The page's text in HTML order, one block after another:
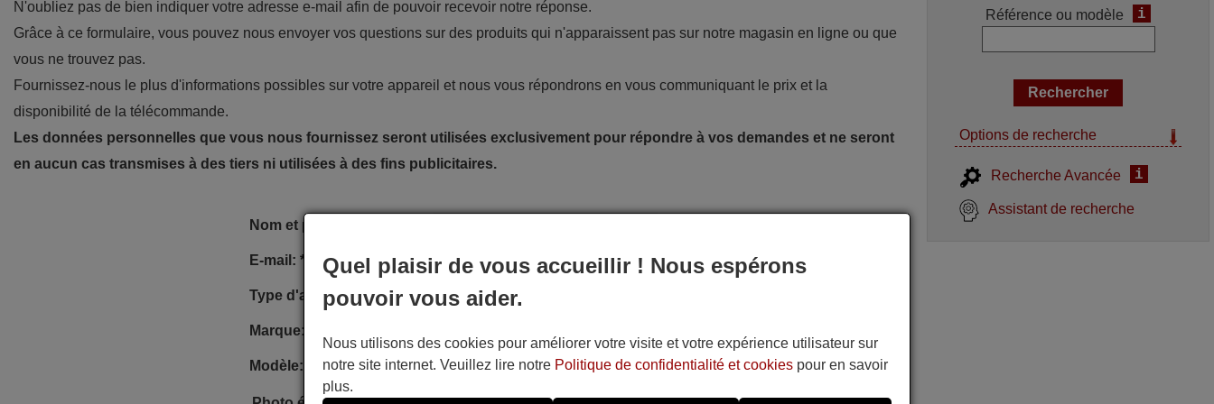
N'oubliez pas de bien indiquer votre adresse e-mail afin de pouvoir recevoir notre réponse.
Grâce à ce formulaire, vous pouvez nous envoyer vos questions sur des produits qui n'apparaissent pas sur notre magasin en ligne ou que
vous ne trouvez pas.
Fournissez-nous le plus d'informations possibles sur votre appareil et nous vous répondrons en vous communiquant le prix et la
disponibilité de la télécommande.
Les données personnelles que vous nous fournissez seront utilisées exclusivement pour répondre à vos demandes et ne seront
en aucun cas transmises à des tiers ni utilisées à des fins publicitaires.
Nom et prénom:
E-mail: *
Type d'appareil:
Marque:
Modèle:
Référence ou modèle i
Options de recherche
Recherche Avancée i
Assistant de recherche
Quel plaisir de vous accueillir ! Nous espérons
pouvoir vous aider.
Nous utilisons des cookies pour améliorer votre visite et votre expérience utilisateur sur
notre site internet. Veuillez lire notre Politique de confidentialité et cookies pour en savoir
plus.